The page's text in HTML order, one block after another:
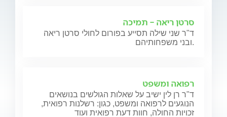
סרטן ריאה - תמיכה
ד"ר שני שילה תסייע בפורום לחולי סרטן ריאה
ובני משפחותיהם.
רפואה ומשפט
ד"ר רן לין ישיב על שאלות הגולשים בנושאים
הנוגעים לרפואה ומשפט, כגון: רשלנות רפואית,
זכויות החולה, חוות דעת רפואית ועוד